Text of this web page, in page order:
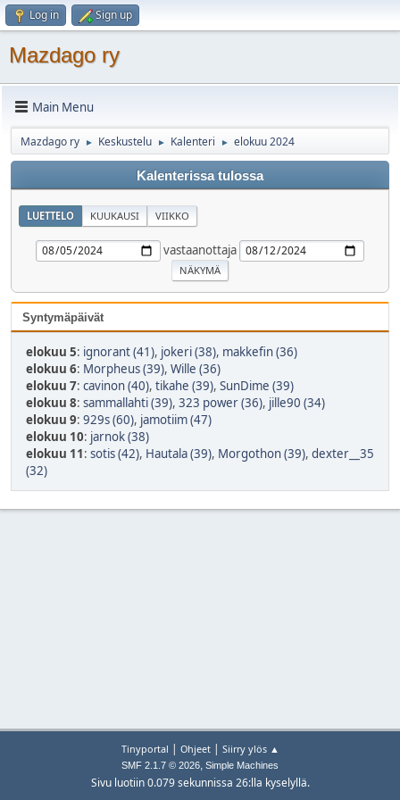
Log in Sign up
Mazdago ry
Main Menu
Mazdago ry ► Keskustelu ► Kalenteri ► elokuu 2024
Kalenterissa tulossa
LUETTELO KUUKAUSI VIIKKO
vastaanottaja
Syntymäpäivät
elokuu 5: ignorant (41), jokeri (38), makkefin (36)
elokuu 6: Morpheus (39), Wille (36)
elokuu 7: cavinon (40), tikahe (39), SunDime (39)
elokuu 8: sammallahti (39), 323 power (36), jille90 (34)
elokuu 9: 929s (60), jamotiim (47)
elokuu 10: jarnok (38)
elokuu 11: sotis (42), Hautala (39), Morgothon (39), dexter__35
(32)
Tinyportal | Ohjeet| Siirry ylös ▲
SMF 2.1.7 © 2026, Simple Machines
Sivu luotiin 0.079 sekunnissa 26:lla kyselyllä.